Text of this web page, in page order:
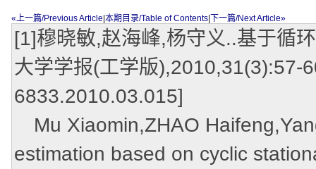
«上一篇/Previous Article 本期目录/Table of Contents 下一篇/Next Article»
[1]穆晓敏,赵海峰,杨守义..基于循
大学学报(工学版),2010,31(3):57-
6833.2010.03.015]
Mu Xiaomin,ZHAO
estimation based on cyclic